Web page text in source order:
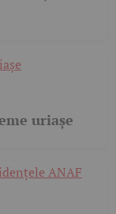
uriașe